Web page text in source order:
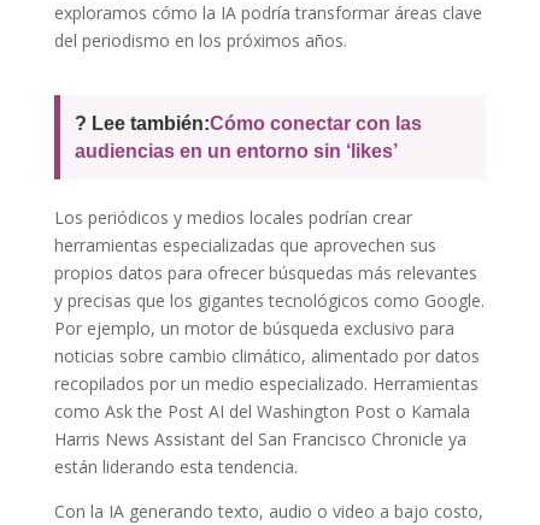
exploramos cómo la IA podría transformar áreas clave
del periodismo en los próximos años.
? Lee también:Cómo conectar con las
audiencias en un entorno sin ‘likes’
Los periódicos y medios locales podrían crear
herramientas especializadas que aprovechen sus
propios datos para ofrecer búsquedas más relevantes
y precisas que los gigantes tecnológicos como Google.
Por ejemplo, un motor de búsqueda exclusivo para
noticias sobre cambio climático, alimentado por datos
recopilados por un medio especializado. Herramientas
como Ask the Post AI del Washington Post o Kamala
Harris News Assistant del San Francisco Chronicle ya
están liderando esta tendencia.
Con la IA generando texto, audio o video a bajo costo,